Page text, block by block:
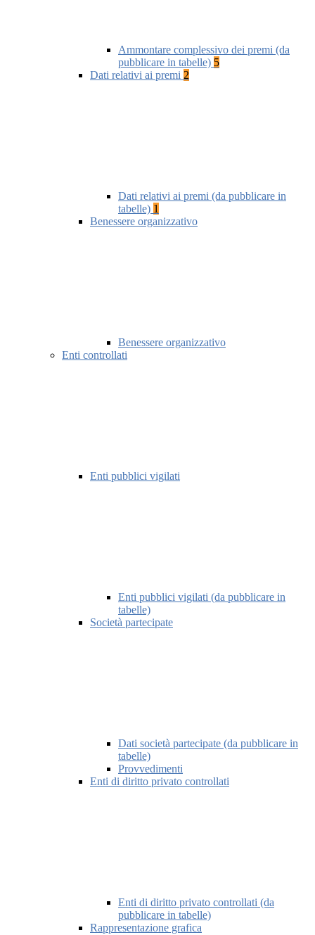
Ammontare complessivo dei premi (da
pubblicare in tabelle) 5
Dati relativi ai premi 2
Dati relativi ai premi (da pubblicare in
tabelle) 1
Benessere organizzativo
Benessere organizzativo
Enti controllati
Enti pubblici vigilati
Enti pubblici vigilati (da pubblicare in
tabelle)
Società partecipate
Dati società partecipate (da pubblicare in
tabelle)
Provvedimenti
Enti di diritto privato controllati
Enti di diritto privato controllati (da
pubblicare in tabelle)
Rappresentazione grafica